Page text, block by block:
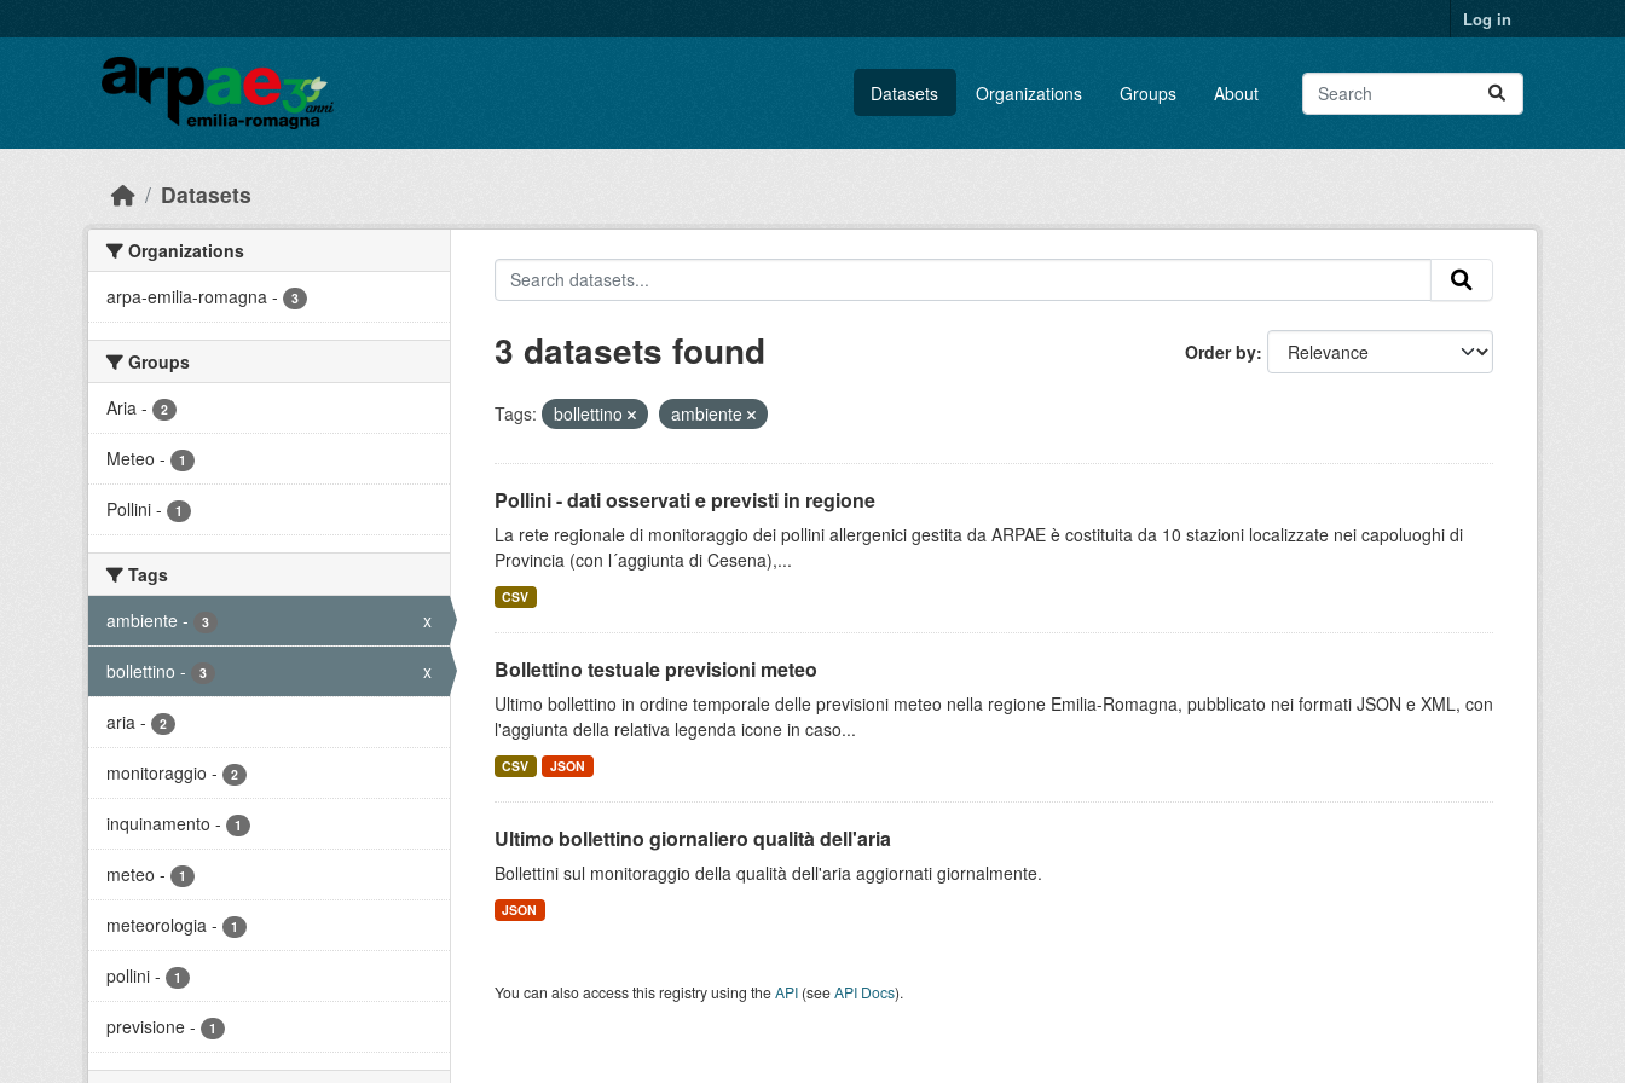
Log in
Datasets Organizations Groups About
Datasets
Organizations
arpa-emilia-romagna - 3
Groups
Aria - 2
Meteo - 1
Pollini - 1
Tags
ambiente - 3 x
bollettino - 3 x
aria - 2
monitoraggio - 2
inquinamento - 1
meteo - 1
meteorologia - 1
pollini - 1
previsione - 1
Order by
3 datasets found
Tags: bollettino ambiente
Pollini - dati osservati e previsti in regione
La rete regionale di monitoraggio dei pollini allergenici gestita da ARPAE è costituita da 10 stazioni localizzate nei capoluoghi di
Provincia (con l´aggiunta di Cesena),...
CSV
Bollettino testuale previsioni meteo
Ultimo bollettino in ordine temporale delle previsioni meteo nella regione Emilia-Romagna, pubblicato nei formati JSON e XML, con
l'aggiunta della relativa legenda icone in caso...
CSV JSON
Ultimo bollettino giornaliero qualità dell'aria
Bollettini sul monitoraggio della qualità dell'aria aggiornati giornalmente.
JSON
You can also access this registry using theAPI(seeAPI Docs).